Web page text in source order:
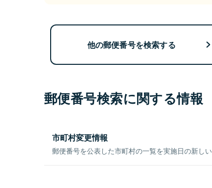
他の郵便番号を検索する
郵便番号検索に関する情報
市町村変更情報
郵便番号を公表した市町村の一覧を実施日の新し